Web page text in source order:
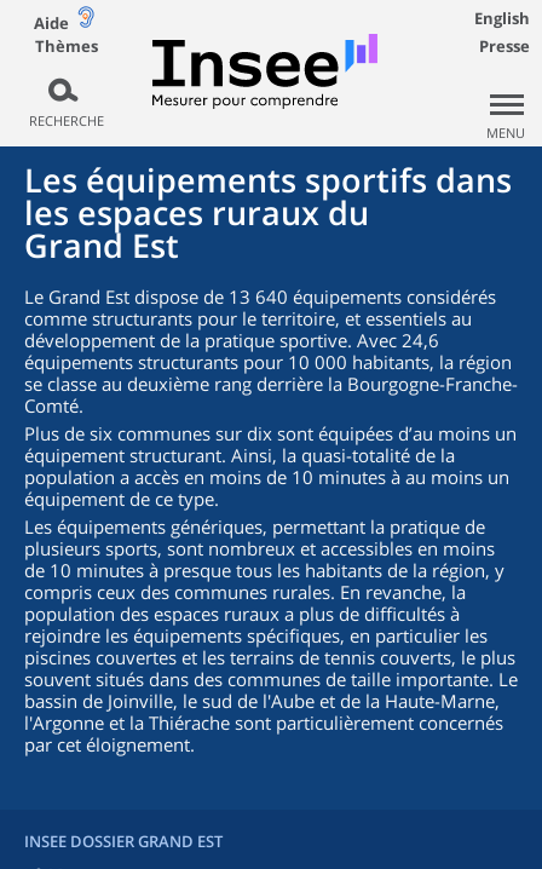
Aide
Thèmes
RECHERCHE
English
Presse
MENU
Les équipements sportifs dans
les espaces ruraux du
Grand Est
Le Grand Est dispose de 13 640 équipements considérés
comme structurants pour le territoire, et essentiels au
développement de la pratique sportive. Avec 24,6
équipements structurants pour 10 000 habitants, la région
se classe au deuxième rang derrière la Bourgogne-Franche-
Comté.
Plus de six communes sur dix sont équipées d’au moins un
équipement structurant. Ainsi, la quasi-totalité de la
population a accès en moins de 10 minutes à au moins un
équipement de ce type.
Les équipements génériques, permettant la pratique de
plusieurs sports, sont nombreux et accessibles en moins
de 10 minutes à presque tous les habitants de la région, y
compris ceux des communes rurales. En revanche, la
population des espaces ruraux a plus de difficultés à
rejoindre les équipements spécifiques, en particulier les
piscines couvertes et les terrains de tennis couverts, le plus
souvent situés dans des communes de taille importante. Le
bassin de Joinville, le sud de l'Aube et de la Haute-Marne,
l'Argonne et la Thiérache sont particulièrement concernés
par cet éloignement.
INSEE DOSSIER GRAND EST